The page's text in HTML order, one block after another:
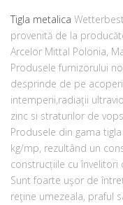
Tigla metalica
provenită de la
Arcelor Mittal Polonia,
Produsele furnizorului
desprinde de pe
intemperii,radiaţii
zinc si straturilor de
Produsele din gama
kg/mp, rezultând un
construcțiile cu învelitori
Sunt foarte uşor de
reţine umezeala, praful